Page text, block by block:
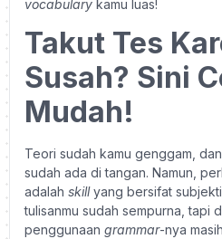
vocabulary kamu luas!
Takut Tes
Susah? Sini
Mudah!
Teori sudah kamu genggam,
sudah ada di tangan. Namun,
adalah skillyang bersifat
tulisanmu sudah sempurna, tapi
penggunaan grammar-nya